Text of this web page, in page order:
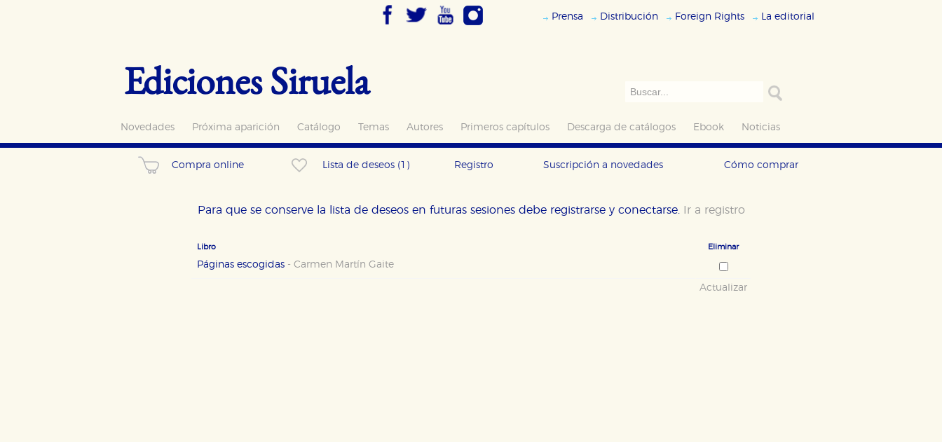
Prensa Distribución Foreign Rights La editorial
Ediciones Siruela
Novedades Próxima aparición Catálogo Temas Autores Primeros capítulos Descarga de catálogos Ebook Noticias
Compra online Lista de deseos (1) Registro Suscripción a novedades Cómo comprar
Para que se conserve la lista de deseos en futuras sesiones debe registrarse y conectarse. Ir a registro
Libro Eliminar
Páginas escogidas - Carmen Martín Gaite
Actualizar